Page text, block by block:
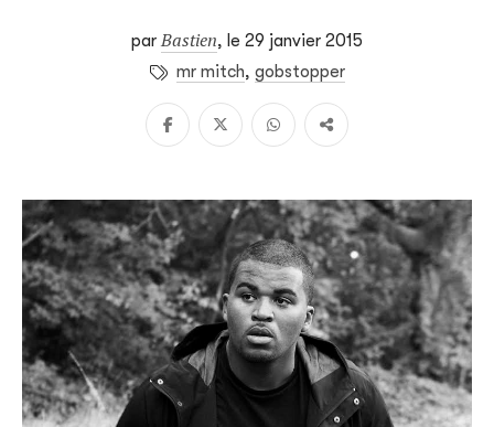
parBastien, le 29 janvier 2015
mr mitch, gobstopper